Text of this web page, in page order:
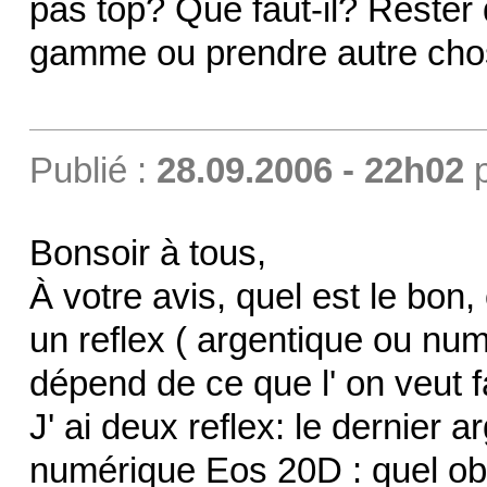
pas top? Que faut-il?
gamme ou prendre autre
Publié : 28.09.2006 - 22h02
Bonsoir à tous,
À votre avis, quel est le
un reflex ( argentique ou
dépend de ce que l' on veut
J' ai deux reflex: le dernier
numérique Eos 20D : quel